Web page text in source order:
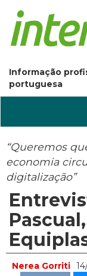
Informação
portuguesa
“Queremos
economia
digitalização”
Nerea Gorriti